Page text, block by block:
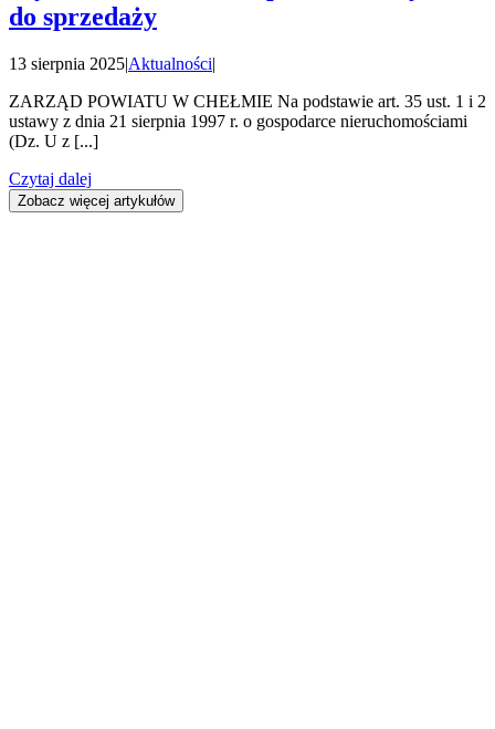
do sprzedaży
13 sierpnia 2025|Aktualności|
ZARZĄD POWIATU W CHEŁMIE Na podstawie art. 35 ust. 1 i 2
ustawy z dnia 21 sierpnia 1997 r. o gospodarce nieruchomościami
(Dz. U z [...]
Czytaj dalej
Zobacz więcej artykułów